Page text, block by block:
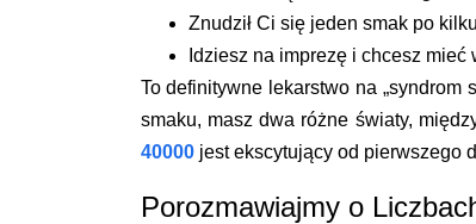
Znudził Ci się jeden smak po
Idziesz na imprezę i chcesz mieć
To definitywne lekarstwo na
smaku, masz dwa różne światy,
40000jest ekscytujący od pierwszego
Porozmawiajmy o